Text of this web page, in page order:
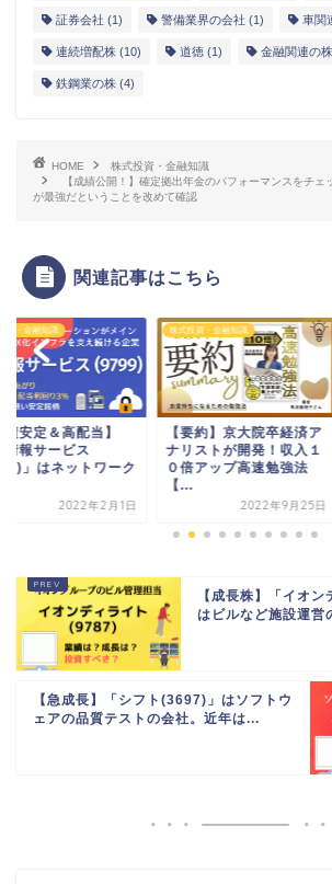
証券会社 (1) 警備業界の会社 (1) 車関
連続増配株 (10) 道徳 (1) 金融関連の株
鉄鋼業の株 (4)
HOME
株式投資・金融知識
【成績公開！】確定拠出年金のパフォーマンスをチェ
が最強だということを改めて確認
関連記事はこちら
資・金融知識
約】京大院卒経済ア
ストが開発！収入１
アップ高速勉強法
2022年9月25日
株式投資・金融知識
【売上80%成長】「ウェ
ルスナビ(7342)」国内
No1ロボアドバ...
【成長株】「イオ
はビルなど施設運営
【急成長】「シフト(3697)」はソフトウ
ェアの品質テストの会社。近年は...